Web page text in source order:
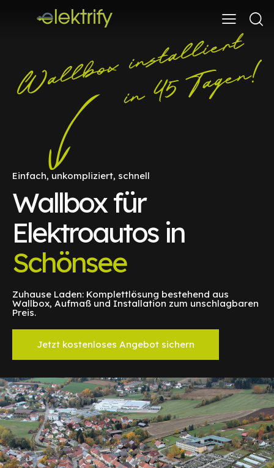
Einfach, unkompliziert, schnell
Wallbox für
Elektroautos in
Schönsee
Zuhause Laden: Komplettlösung bestehend aus
Wallbox, Aufmaß und Installation zum unschlagbaren
Preis.
Jetzt kostenloses Angebot sichern